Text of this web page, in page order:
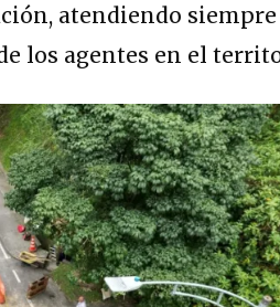
atendiendo siempre
los agentes en el